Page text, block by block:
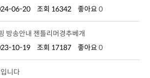
06-20 조회 16342 좋아요 0
방송안내 젠틀리머경추베개
10-19 조회 17187 좋아요 0
니다